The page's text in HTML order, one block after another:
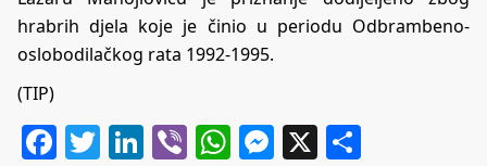
hrabrih djela koje je činio u periodu Odbrambeno-
oslobodilačkog rata 1992-1995.
(TIP)
Facebook
Twitter
LinkedIn
ViberWhatsApp
Messenger
X